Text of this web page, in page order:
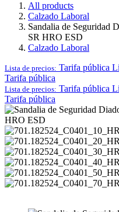
All products
Calzado Laboral
Sandalia de Seguridad
SR HRO ESD
Calzado Laboral
Lista de precios: Tarifa pública
Tarifa pública
Lista de precios: Tarifa pública
Tarifa pública